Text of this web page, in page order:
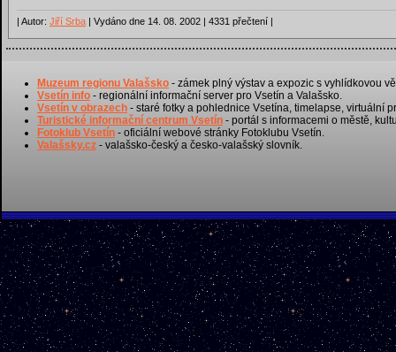
| Autor: Jiří Srba | Vydáno dne 14. 08. 2002 | 4331 přečtení |
Muzeum regionu Valašsko - zámek plný výstav a expozic s vyhlídkovou
Vsetín info - regionální informační server pro Vsetín a Valašsko.
Vsetín v obrazech - staré fotky a pohlednice Vsetína, timelapse, virtuální
Turistické informační centrum Vsetín - portál s informacemi o městě,
Fotoklub Vsetín - oficiální webové stránky Fotoklubu Vsetín.
Valašsky.cz - valašsko-český a česko-valašský slovník.